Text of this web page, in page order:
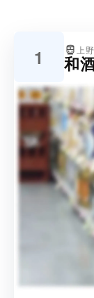
1 上
和